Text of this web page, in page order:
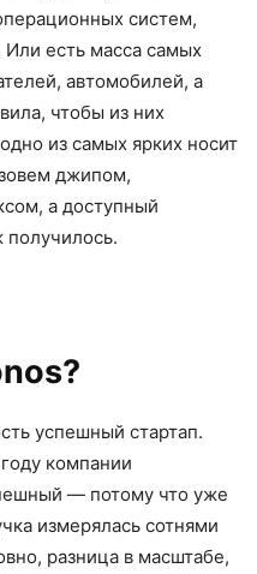
систем,
Или есть масса самых
автомобилей, а
чтобы из них
из самых ярких носит
джипом,
а доступный
успешный стартап.
компании
— потому что уже
измерялась сотнями
разница в масштабе,